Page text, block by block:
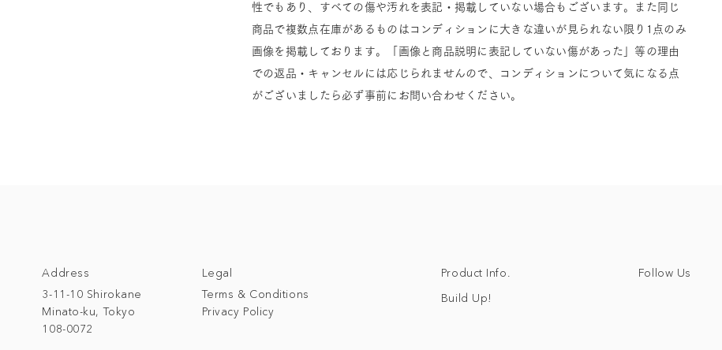
性でもあり、すべての傷や汚れを表記・掲載していない場合もございます。また同じ
商品で複数点在庫があるものはコンディションに大きな違いが見られない限り1点のみ
画像を掲載しております。「画像と商品説明に表記していない傷があった」等の理由
での返品・キャンセルには応じられませんので、コンディションについて気になる点
がございましたら必ず事前にお問い合わせください。
Address
3-11-10 Shirokane
Minato-ku, Tokyo
108-0072
Legal
Terms & Conditions
Privacy Policy
Product Info.
Build Up!
Follow Us